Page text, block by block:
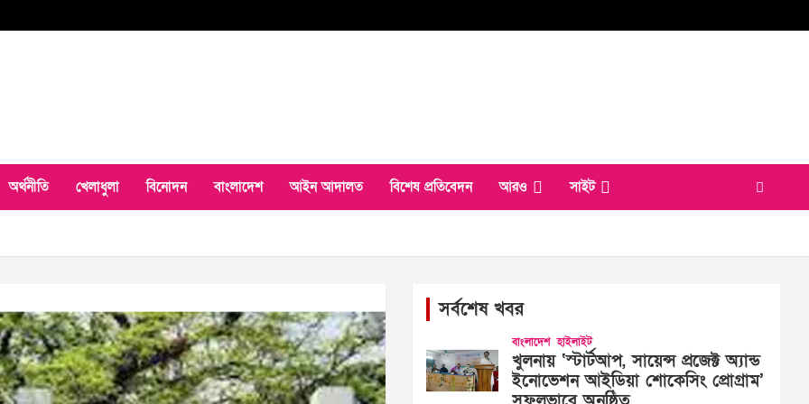
অর্থনীতি খেলাধুলা বিনোদন বাংলাদেশ আইন আদালত বিশেষ প্রতিবেদন আরও সাইট
সর্বশেষ খবর
বাংলাদেশ হাইলাইট
খুলনায় ‘স্টার্টআপ, সায়েন্স প্রজেক্ট অ্যান্ড
ইনোভেশন আইডিয়া শোকেসিং প্রোগ্রাম’